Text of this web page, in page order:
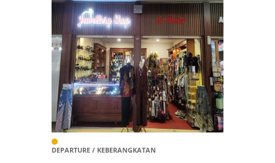
DEPARTURE / KEBERANGKATAN